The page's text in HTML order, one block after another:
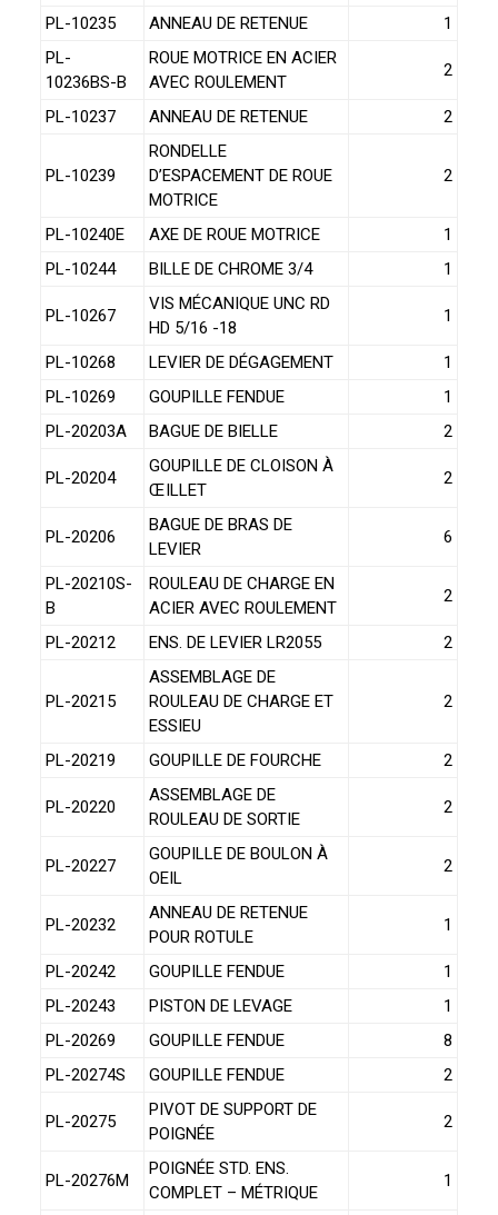
PL-10235 ANNEAU DE RETENUE
1
PL-
10236BS-B
ROUE MOTRICE EN ACIER
AVEC ROULEMENT
2
PL-10237 ANNEAU DE RETENUE 2
PL-10239
RONDELLE
D’ESPACEMENT DE ROUE
MOTRICE
2
PL-10240E AXE DE ROUE MOTRICE
1
PL-10244
BILLE DE CHROME 3/4 1
PL-10267
VIS MÉCANIQUE UNC RD
HD 5/16 -18
1
PL-10268 LEVIER DE DÉGAGEMENT
1
PL-10269
GOUPILLE FENDUE
1
PL-20203A
BAGUE DE BIELLE 2
PL-20204
GOUPILLE DE CLOISON À
ŒILLET
2
PL-20206
BAGUE DE BRAS DE
LEVIER
6
PL-20210S-
B
ROULEAU DE CHARGE EN
ACIER AVEC ROULEMENT
2
PL-20212 ENS. DE LEVIER LR2055 2
PL-20215
ASSEMBLAGE DE
ROULEAU DE CHARGE ET
ESSIEU
2
PL-20219 GOUPILLE DE FOURCHE 2
PL-20220
ASSEMBLAGE DE
ROULEAU DE SORTIE
2
PL-20227
GOUPILLE DE BOULON À
OEIL
2
PL-20232
ANNEAU DE RETENUE
POUR ROTULE
1
PL-20242 GOUPILLE FENDUE
1
PL-20243
PISTON DE LEVAGE
1
PL-20269
GOUPILLE FENDUE
8
PL-20274S
GOUPILLE FENDUE 2
PL-20275
PIVOT DE SUPPORT DE
POIGNÉE
2
PL-20276M
POIGNÉE STD. ENS.
COMPLET – MÉTRIQUE
1